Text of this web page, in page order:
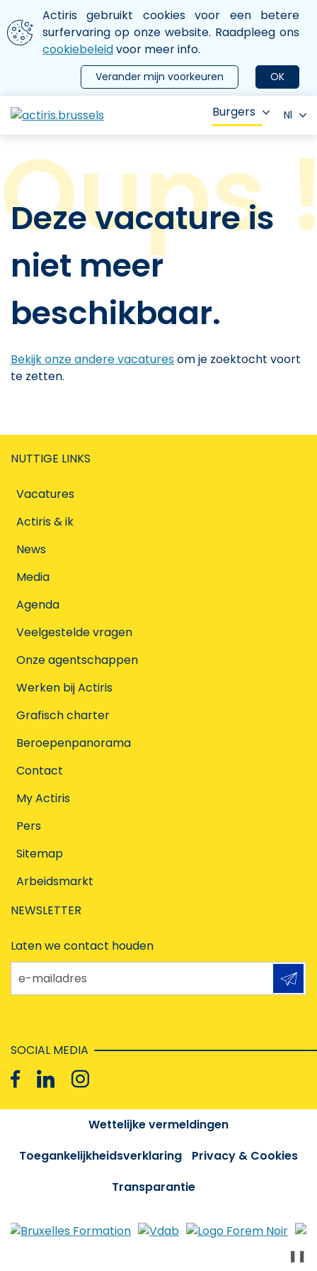
Aller au contenu principal
We gebruiken cookies
Actiris gebruikt cookies voor een betere
surfervaring op onze website. Raadpleeg ons
cookiebeleidvoor meer info.
OK
Verander mijn voorkeuren
le menu
Burgers Nl
Deze vacature is
niet meer
beschikbaar.
Bekijk onze andere vacaturesom je zoektocht voort
te zetten.
NUTTIGE LINKS
Vacatures
Actiris & ik
News
Media
Agenda
Veelgestelde vragen
Onze agentschappen
Werken bij Actiris
Grafisch charter
Beroepenpanorama
Contact
My Actiris
Pers
Sitemap
Arbeidsmarkt
NEWSLETTER
Laten we contact houden
e-mailadres
SOCIAL MEDIA
Wettelijke vermeldingen
Toegankelijkheidsverklaring
Privacy & Cookies
Transparantie
❚❚